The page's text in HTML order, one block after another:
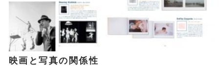
映画と写真の関係性